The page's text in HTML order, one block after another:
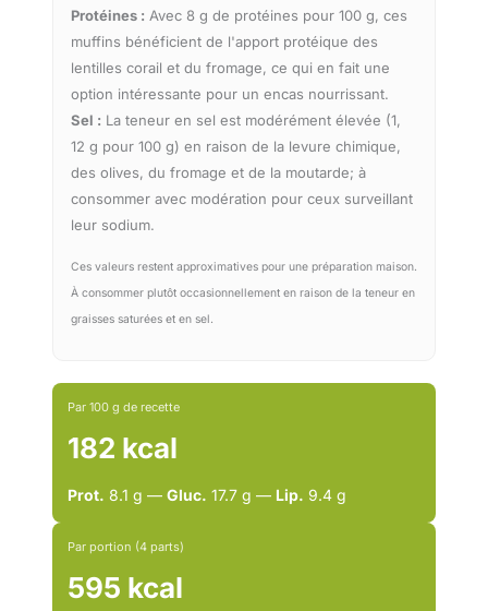
Protéines : Avec 8 g de protéines pour 100 g, ces
muffins bénéficient de l'apport protéique des
lentilles corail et du fromage, ce qui en fait une
option intéressante pour un encas nourrissant.
Sel : La teneur en sel est modérément élevée (1,
12 g pour 100 g) en raison de la levure chimique,
des olives, du fromage et de la moutarde; à
consommer avec modération pour ceux surveillant
leur sodium.
Ces valeurs restent approximatives pour une préparation maison.
À consommer plutôt occasionnellement en raison de la teneur en
graisses saturées et en sel.
Par 100 g de recette
182 kcal
Prot. 8.1 g — Gluc. 17.7 g — Lip. 9.4 g
Par portion (4 parts)
595 kcal